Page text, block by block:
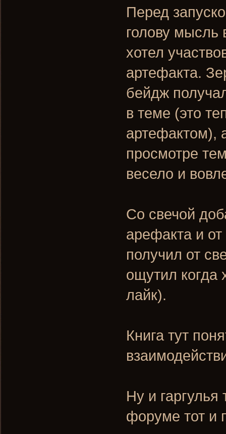
Перед
голову мысль
хотел
артефакта.
бейдж
в теме (это
артефактом),
просмотре
весело и
Со свечой
арефакта и
получил от
ощутил когда
лайк).
Книга тут
Ну и гаргулья
форуме тот и